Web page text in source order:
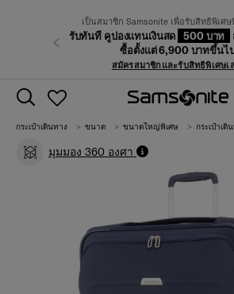
เป็นสมาชิก Samsonite เพื่อรับสิทธิพิเศ
รับทันที คูปองแทนเงินสด 500 บาท
ซื้อตั้งแต่ 6,900 บาทขึ้นไ
สมัครสมาชิกและรับสิทธิพิเศษเ
ก่อนหน้า
กระเป๋าเดินทาง ขนาด ขนาดใหญ่พิเศษ กระเป๋าเ
มุมมอง 360 องศา